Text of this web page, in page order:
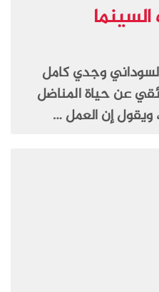
وجدي كامل
عن حياة المناضل
ويقول إن العمل …